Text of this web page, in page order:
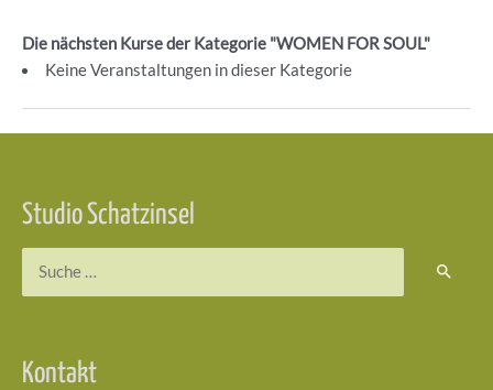
Die nächsten Kurse der Kategorie "WOMEN FOR SOUL"
Keine Veranstaltungen in dieser Kategorie
Studio Schatzinsel
Kontakt